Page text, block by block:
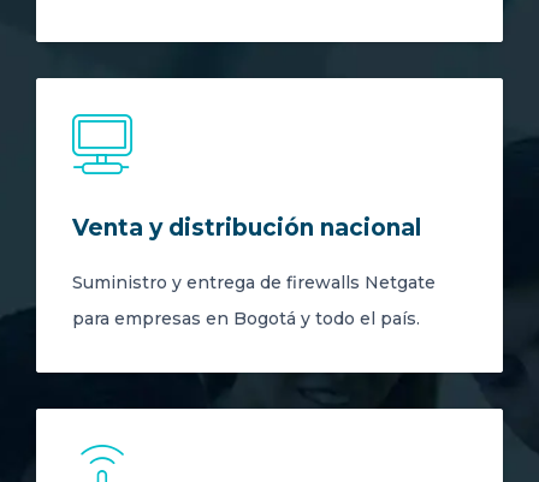
Venta y distribución nacional
Suministro y entrega de firewalls Netgate
para empresas en Bogotá y todo el país.